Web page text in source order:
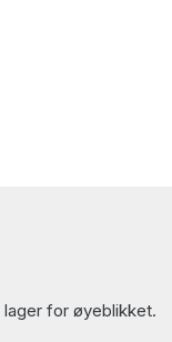
for øyeblikket.